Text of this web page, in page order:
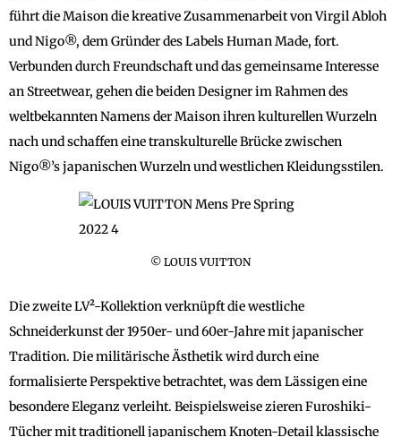
führt die Maison die kreative Zusammenarbeit von Virgil Abloh
und Nigo®, dem Gründer des Labels Human Made, fort.
Verbunden durch Freundschaft und das gemeinsame Interesse
an Streetwear, gehen die beiden Designer im Rahmen des
weltbekannten Namens der Maison ihren kulturellen Wurzeln
nach und schaffen eine transkulturelle Brücke zwischen
Nigo®’s japanischen Wurzeln und westlichen Kleidungsstilen.
© LOUIS VUITTON
Die zweite LV²-Kollektion verknüpft die westliche
Schneiderkunst der 1950er- und 60er-Jahre mit japanischer
Tradition. Die militärische Ästhetik wird durch eine
formalisierte Perspektive betrachtet, was dem Lässigen eine
besondere Eleganz verleiht. Beispielsweise zieren Furoshiki-
Tücher mit traditionell japanischem Knoten-Detail klassische